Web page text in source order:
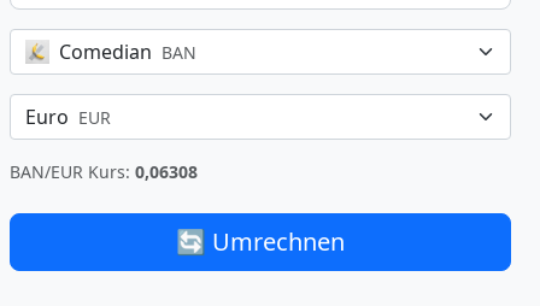
Comedian BAN
Euro EUR
BAN/EUR Kurs: 0,06308
🔄 Umrechnen